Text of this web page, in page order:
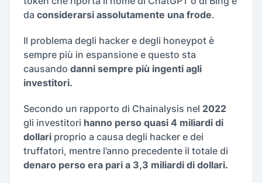
da considerarsi assolutamente una frode.
Il problema degli hacker e degli honeypot è
sempre più in espansione e questo sta
causando danni sempre più ingenti agli
investitori.
Secondo un rapporto di Chainalysis nel 2022
gli investitori hanno perso quasi 4 miliardi di
dollari proprio a causa degli hacker e dei
truffatori, mentre l’anno precedente il totale di
denaro perso era pari a 3,3 miliardi di dollari.